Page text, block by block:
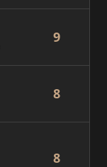
9
8
8